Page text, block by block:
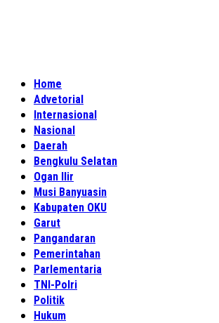
Home
Advetorial
Internasional
Nasional
Daerah
Bengkulu Selatan
Ogan Ilir
Musi Banyuasin
Kabupaten OKU
Garut
Pangandaran
Pemerintahan
Parlementaria
TNI-Polri
Politik
Hukum